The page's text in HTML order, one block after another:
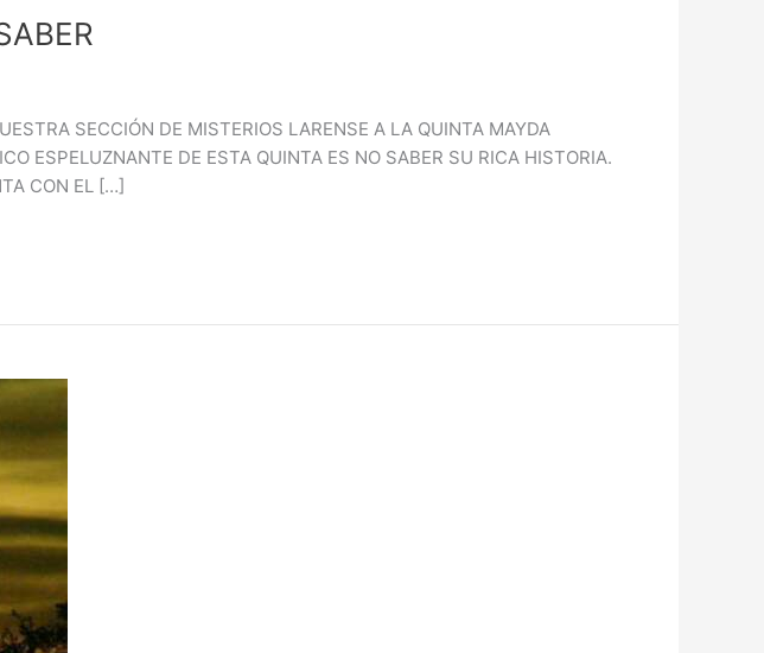
SECCIÓN DE MISTERIOS LARENSE A LA QUINTA MAYDA
ESPELUZNANTE DE ESTA QUINTA ES NO SABER SU RICA HISTORIA.
CON EL […]